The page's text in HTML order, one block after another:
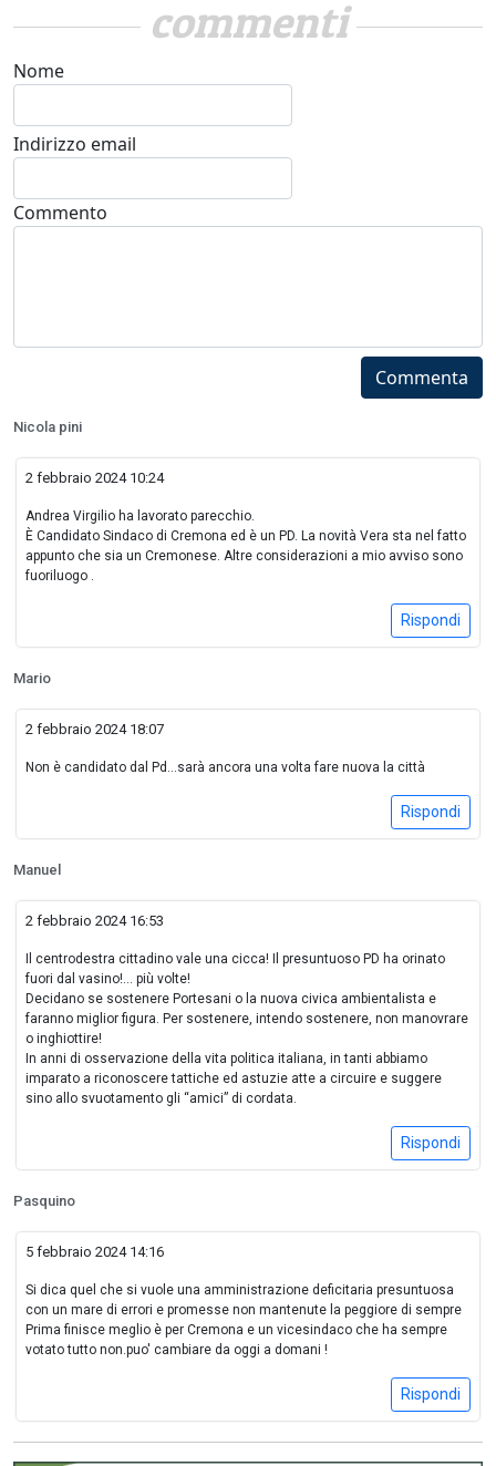
commenti
Nome
Indirizzo email
Commento
Commenta
Nicola pini
2 febbraio 2024 10:24
Andrea Virgilio ha lavorato parecchio.
È Candidato Sindaco di Cremona ed è un PD. La novità Vera sta nel fatto
appunto che sia un Cremonese. Altre considerazioni a mio avviso sono
fuoriluogo .
Rispondi
Mario
2 febbraio 2024 18:07
Non è candidato dal Pd…sarà ancora una volta fare nuova la città
Rispondi
Manuel
2 febbraio 2024 16:53
Il centrodestra cittadino vale una cicca! Il presuntuoso PD ha orinato
fuori dal vasino!... più volte!
Decidano se sostenere Portesani o la nuova civica ambientalista e
faranno miglior figura. Per sostenere, intendo sostenere, non manovrare
o inghiottire!
In anni di osservazione della vita politica italiana, in tanti abbiamo
imparato a riconoscere tattiche ed astuzie atte a circuire e suggere
sino allo svuotamento gli “amici” di cordata.
Rispondi
Pasquino
5 febbraio 2024 14:16
Si dica quel che si vuole una amministrazione deficitaria presuntuosa
con un mare di errori e promesse non mantenute la peggiore di sempre
Prima finisce meglio è per Cremona e un vicesindaco che ha sempre
votato tutto non.puo' cambiare da oggi a domani !
Rispondi